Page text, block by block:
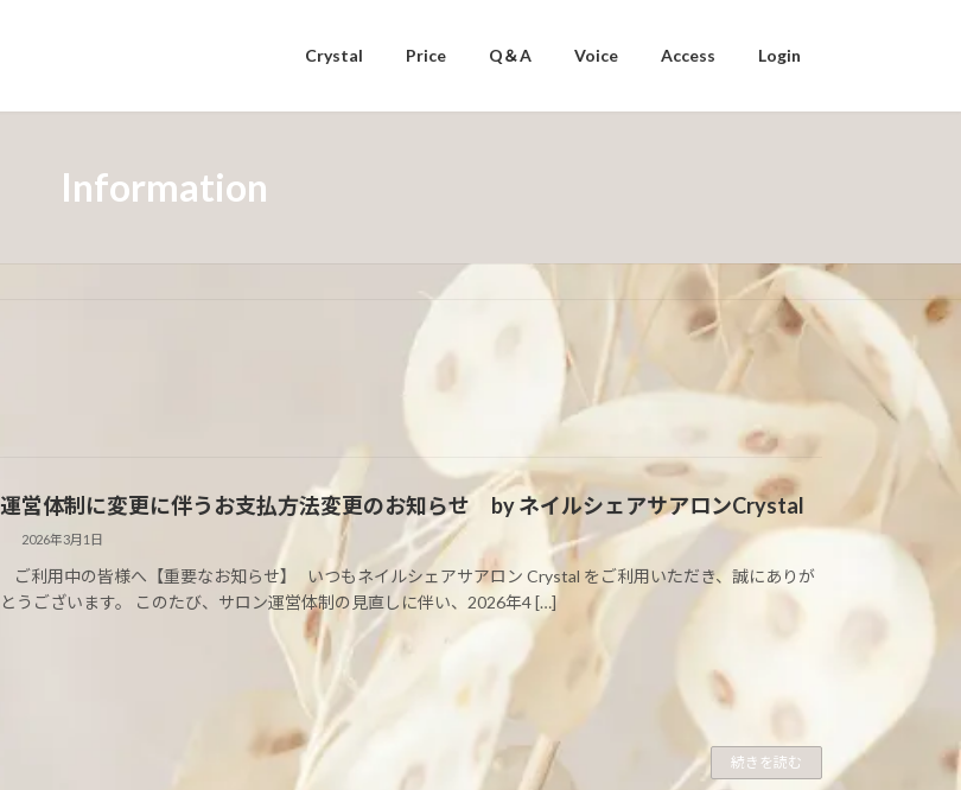
Crystal Price Q＆A Voice Access Login
Information
運営体制に変更に伴うお支払方法変更のお知らせ by ネイルシェアサアロンCrystal
2026年3月1日
ご利用中の皆様へ【重要なお知らせ】 いつもネイルシェアサアロン Crystal をご利用いただき、誠にありが
とうございます。 このたび、サロン運営体制の見直しに伴い、2026年4 […]
続きを読む